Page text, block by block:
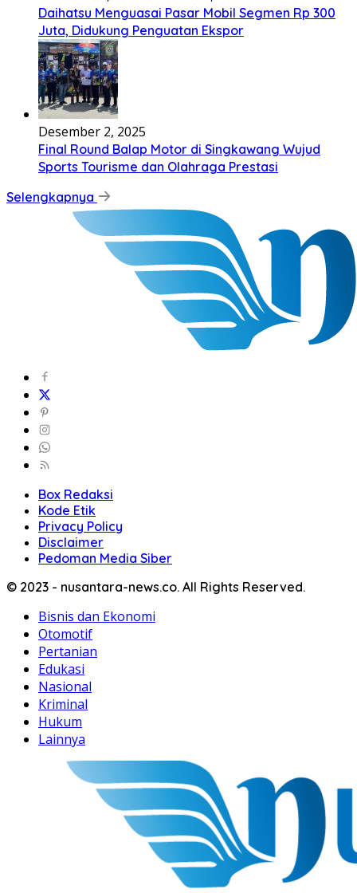
Daihatsu Menguasai Pasar Mobil Segmen Rp 300
Juta, Didukung Penguatan Ekspor
Desember 2, 2025
Final Round Balap Motor di Singkawang Wujud
Sports Tourisme dan Olahraga Prestasi
Selengkapnya
Box Redaksi
Kode Etik
Privacy Policy
Disclaimer
Pedoman Media Siber
© 2023 - nusantara-news.co. All Rights Reserved.
Bisnis dan Ekonomi
Otomotif
Pertanian
Edukasi
Nasional
Kriminal
Hukum
Lainnya